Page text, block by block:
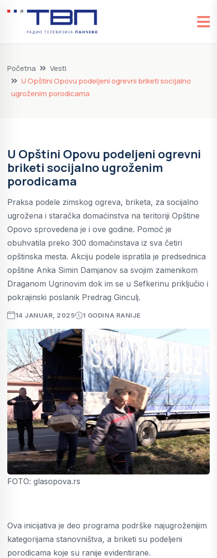
Početna
Vesti
U Opštini Opovu podeljeni ogrevni briketi socijalno
ugroženim porodicama
U Opštini Opovu podeljeni ogrevni
briketi socijalno ugroženim
porodicama
Praksa podele zimskog ogreva, briketa, za socijalno
ugrožena i staračka domaćinstva na teritoriji Opštine
Opovo sprovedena je i ove godine. Pomoć je
obuhvatila preko 300 domaćinstava iz sva četiri
opštinska mesta. Akciju podele ispratila je predsednica
opštine Anka Simin Damjanov sa svojim zamenikom
Draganom Ugrinovim dok im se u Sefkerinu priključio i
pokrajinski poslanik Predrag Ginculj.
14 JANUAR, 2025 1 GODINA RANIJE
FOTO: glasopova.rs
Ova inicijativa je deo programa podrške najugroženijim
kategorijama stanovništva, a briketi su podeljeni
porodicama koje su ranije evidentirane.